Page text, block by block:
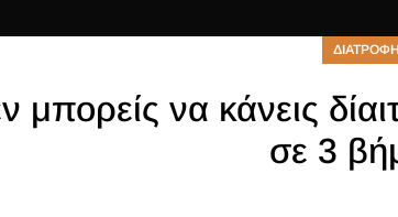
ΔΙΑΤΡΟΦΗ
μπορείς να κάνεις
σε 3